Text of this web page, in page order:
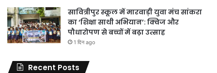
सावित्रीपुर स्कूल में मारवाड़ी युवा मंच सांकरा
का ‘शिक्षा साथी अभियान’: क्विज और
पौधारोपण से बच्चों में बढ़ा उत्साह
1 दिन ago
Recent Posts